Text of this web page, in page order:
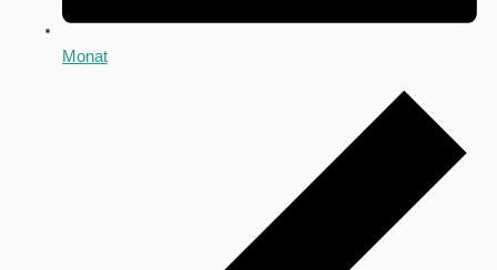
Monat